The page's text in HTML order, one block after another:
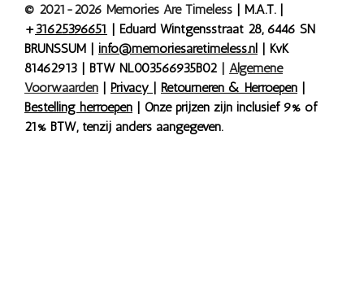
© 2021-2026 Memories Are Timeless | M.A.T. |
+31625396651 | Eduard Wintgensstraat 28, 6446 SN
BRUNSSUM | info@memoriesaretimeless.nl | KvK
81462913 | BTW NL003566935B02 | Algemene
Voorwaarden | Privacy | Retourneren & Herroepen |
Bestelling herroepen | Onze prijzen zijn inclusief 9% of
21% BTW, tenzij anders aangegeven.